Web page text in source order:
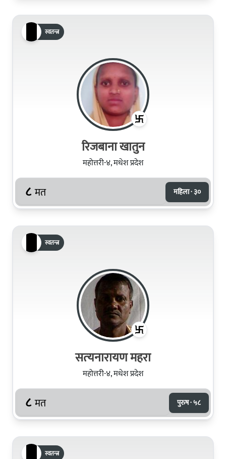
स्वतन्त्र
रिजबाना खातुन
महोत्तरी-४, मधेश प्रदेश
८ मत महिला · ३०
स्वतन्त्र
सत्‍यनारायण महरा
महोत्तरी-४, मधेश प्रदेश
८ मत पुरुष · ५८
स्वतन्त्र